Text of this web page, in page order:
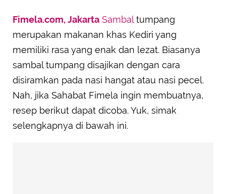
Fimela.com, Jakarta Sambaltumpang
merupakan makanan khas Kediri yang
memiliki rasa yang enak dan lezat. Biasanya
sambal tumpang disajikan dengan cara
disiramkan pada nasi hangat atau nasi pecel.
Nah, jika Sahabat Fimela ingin membuatnya,
resep berikut dapat dicoba. Yuk, simak
selengkapnya di bawah ini.